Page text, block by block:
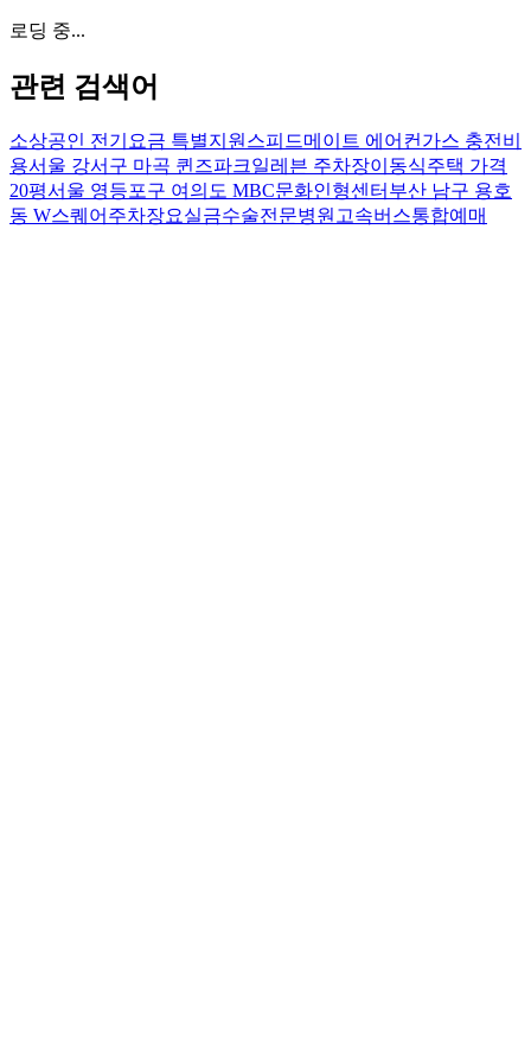
로딩 중...
관련 검색어
소상공인 전기요금 특별지원 스피드메이트 에어컨가스 충전비
용서울 강서구 마곡 퀸즈파크일레븐 주차장이동식주택 가격
20평서울 영등포구 여의도 MBC문화인형센터 부산 남구 용호
동 W스퀘어주차장요실금수술전문병원 고속버스통합예매